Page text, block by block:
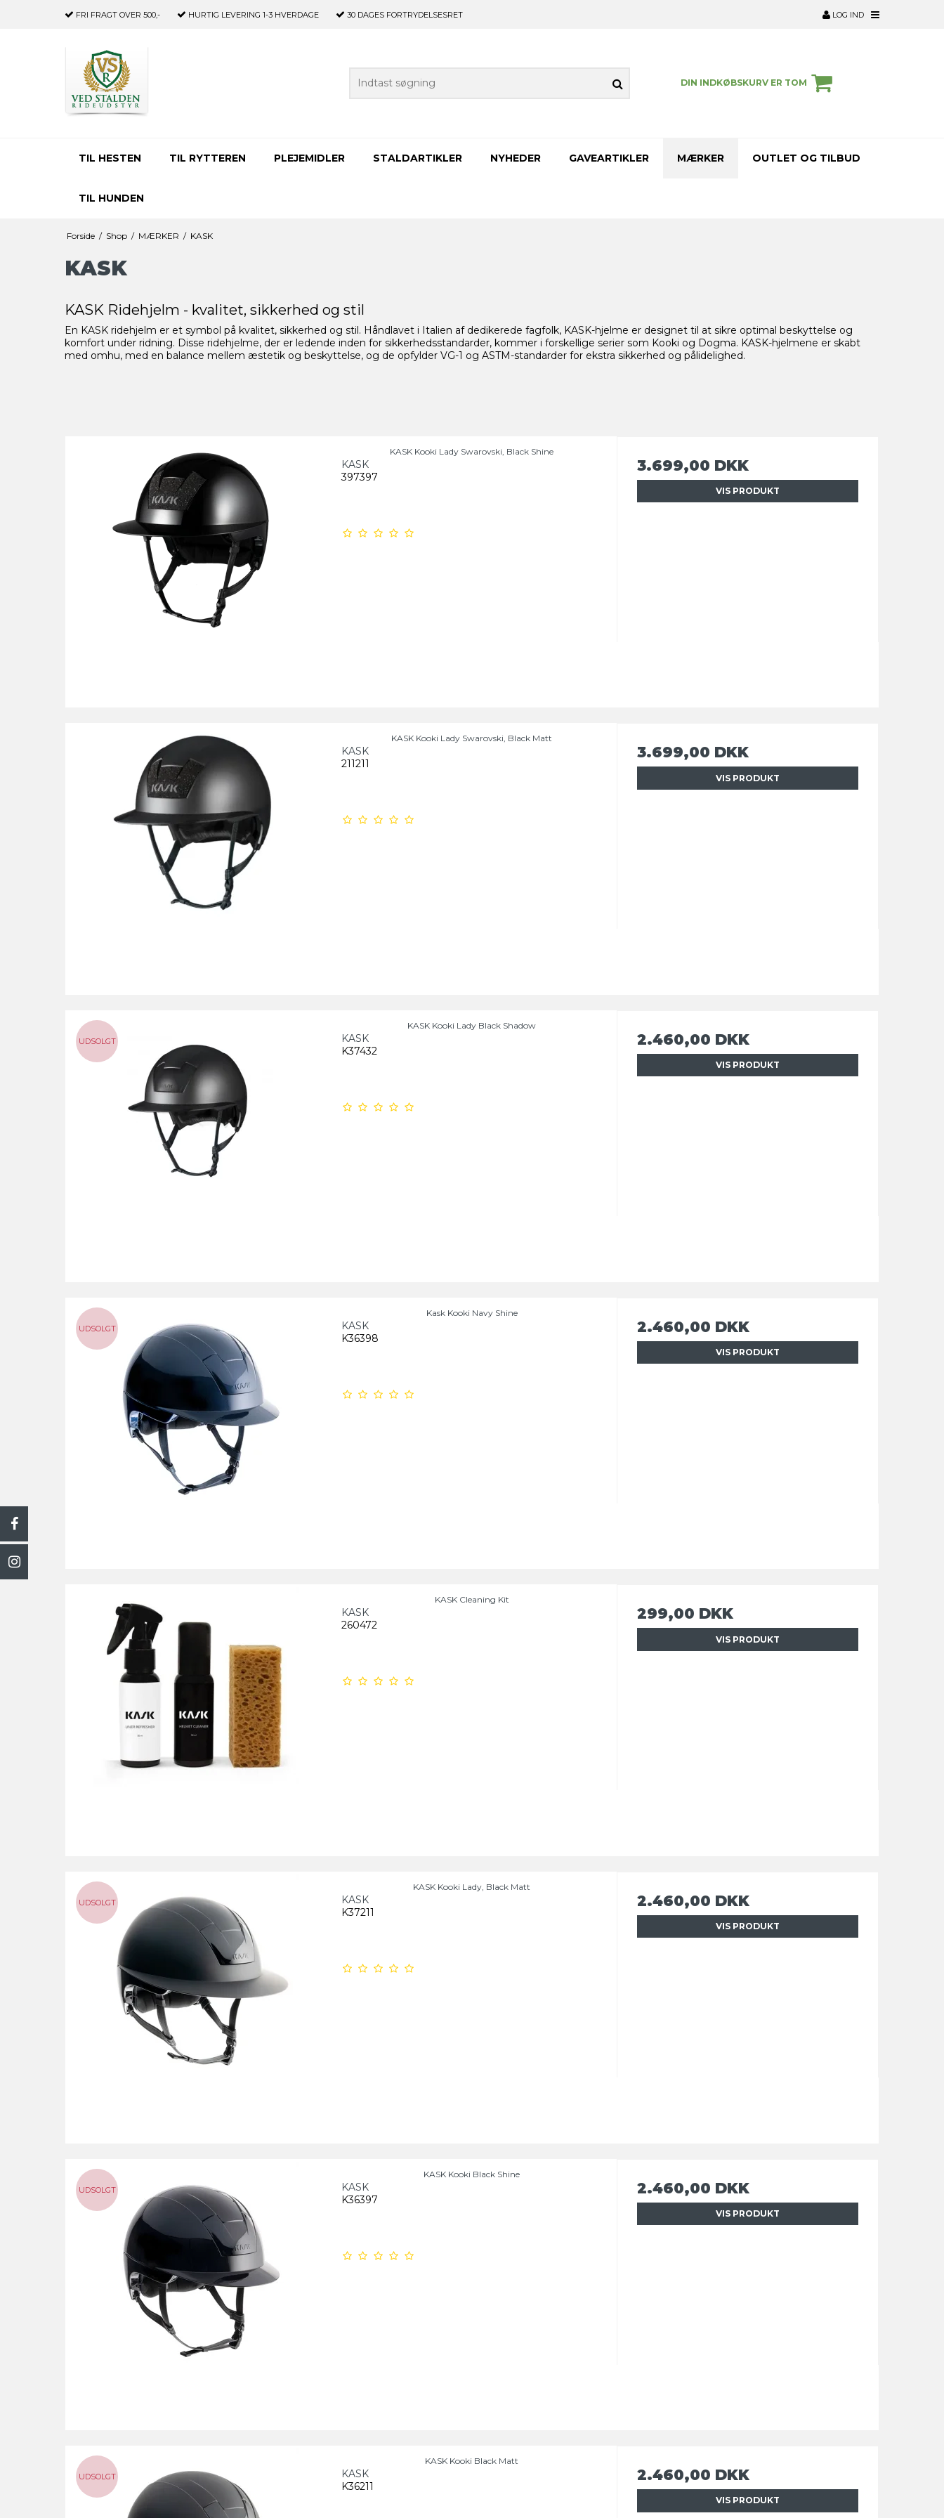
FRI FRAGT OVER 500,- HURTIG LEVERING 1-3 HVERDAGE 30 DAGES FORTRYDELSESRET LOG IND
DIN INDKØBSKURV ER TOM
TIL HESTEN TIL RYTTEREN PLEJEMIDLER STALDARTIKLER NYHEDER GAVEARTIKLER MÆRKER OUTLET OG TILBUD
TIL HUNDEN
Forside / Shop / MÆRKER / KASK
KASK
KASK Ridehjelm - kvalitet, sikkerhed og stil
En KASK ridehjelm er et symbol på kvalitet, sikkerhed og stil. Håndlavet i Italien af dedikerede fagfolk, KASK-hjelme er designet til at sikre optimal beskyttelse og
komfort under ridning. Disse ridehjelme, der er ledende inden for sikkerhedsstandarder, kommer i forskellige serier som Kooki og Dogma. KASK-hjelmene er skabt
med omhu, med en balance mellem æstetik og beskyttelse, og de opfylder VG-1 og ASTM-standarder for ekstra sikkerhed og pålidelighed.
KASK Kooki Lady Swarovski, Black Shine
KASK
397397
3.699,00 DKK
VIS PRODUKT
KASK Kooki Lady Swarovski, Black Matt
KASK
211211
3.699,00 DKK
VIS PRODUKT
UDSOLGT
KASK Kooki Lady Black Shadow
KASK
K37432
2.460,00 DKK
VIS PRODUKT
UDSOLGT
Kask Kooki Navy Shine
KASK
K36398
2.460,00 DKK
VIS PRODUKT
KASK Cleaning Kit
KASK
260472
299,00 DKK
VIS PRODUKT
UDSOLGT
KASK Kooki Lady, Black Matt
KASK
K37211
2.460,00 DKK
VIS PRODUKT
UDSOLGT
KASK Kooki Black Shine
KASK
K36397
2.460,00 DKK
VIS PRODUKT
UDSOLGT
KASK Kooki Black Matt
KASK
K36211
2.460,00 DKK
VIS PRODUKT